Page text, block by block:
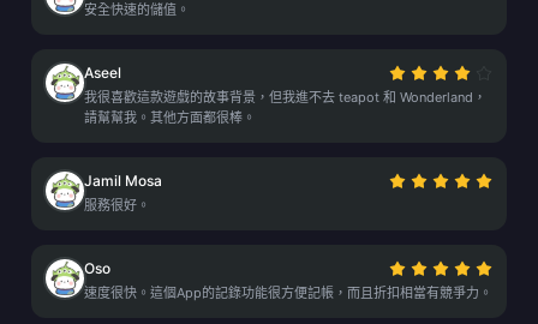
安全快速的儲值。
Aseel
我很喜歡這款遊戲的故事背景，但我進不去 teapot 和 Wonderland，
請幫幫我。其他方面都很棒。
Jamil Mosa
服務很好。
Oso
速度很快。這個App的記錄功能很方便記帳，而且折扣相當有競爭力。